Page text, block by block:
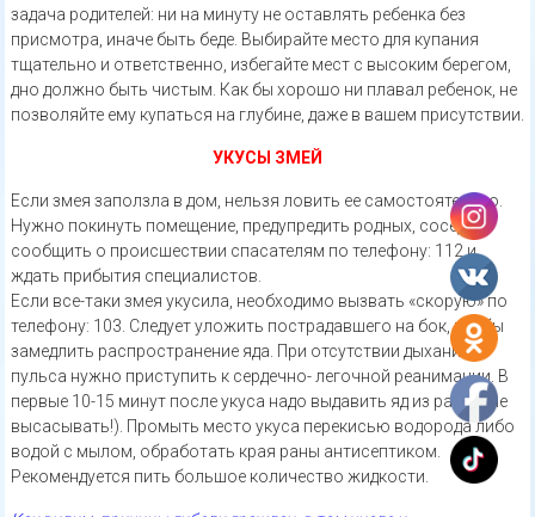
задача родителей: ни на минуту не оставлять ребенка без
присмотра, иначе быть беде. Выбирайте место для купания
тщательно и ответственно, избегайте мест с высоким берегом,
дно должно быть чистым. Как бы хорошо ни плавал ребенок, не
позволяйте ему купаться на глубине, даже в вашем присутствии.
УКУСЫ ЗМЕЙ
Если змея заползла в дом, нельзя ловить ее самостоятельно.
Нужно покинуть помещение, предупредить родных, соседей,
сообщить о происшествии спасателям по телефону: 112 и
ждать прибытия специалистов.
Если все-таки змея укусила, необходимо вызвать «скорую» по
телефону: 103. Следует уложить пострадавшего на бок, чтобы
замедлить распространение яда. При отсутствии дыхания и
пульса нужно приступить к сердечно- легочной реанимации. В
первые 10-15 минут после укуса надо выдавить яд из ранки (не
высасывать!). Промыть место укуса перекисью водорода либо
водой с мылом, обработать края раны антисептиком.
Рекомендуется пить большое количество жидкости.